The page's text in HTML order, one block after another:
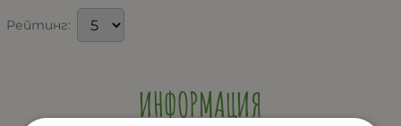
Рейтинг:
ИНФОРМАЦИЯ